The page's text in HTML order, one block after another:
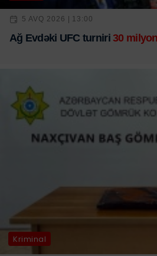
5 AVQ 2026 | 13:00
Ağ Evdəki UFC turniri30
Kriminal